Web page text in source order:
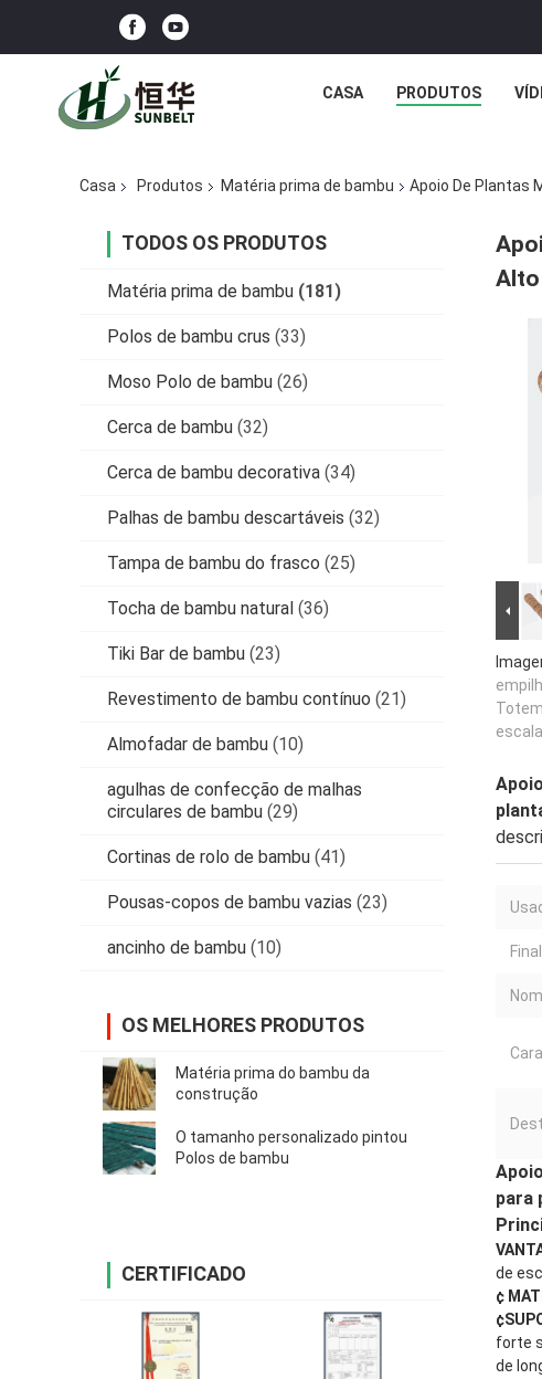
CASA PRODUTOS
Casa Produtos Matéria prima de bambu Apoio De Plantas
TODOS OS PRODUTOS
Matéria prima de bambu (181)
Polos de bambu crus (33)
Moso Polo de bambu (26)
Cerca de bambu (32)
Cerca de bambu decorativa (34)
Palhas de bambu descartáveis (32)
Tampa de bambu do frasco (25)
Tocha de bambu natural (36)
Tiki Bar de bambu (23)
Revestimento de bambu contínuo (21)
Almofadar de bambu (10)
agulhas de confecção de malhas
circulares de bambu (29)
Cortinas de rolo de bambu (41)
Pousas-copos de bambu vazias (23)
ancinho de bambu (10)
OS MELHORES PRODUTOS
Matéria prima do bambu da
construção
O tamanho personalizado pintou
Polos de bambu
CERTIFICADO
Alto
para
de
¢
forte
de